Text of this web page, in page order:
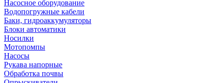
Насосное оборудование
Водопогружные кабели
Баки, гидроаккумуляторы
Блоки автоматики
Носилки
Мотопомпы
Насосы
Рукава напорные
Обработка почвы